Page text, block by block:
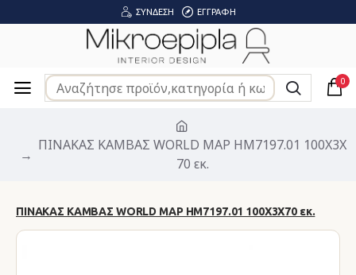
ΣΎΝΔΕΣΗ ΕΓΓΡΑΦΉ
0
ΠΙΝΑΚΑΣ ΚΑΜΒΑΣ WORLD MAP HM7197.01 100X3X
70 εκ.
ΠΙΝΑΚΑΣ ΚΑΜΒΑΣ WORLD MAP HM7197.01 100X3X70 εκ.